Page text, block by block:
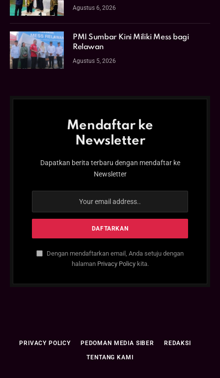
Agustus 6, 2026
PMI Sumbar Kini Miliki Mess bagi
Relawan
Agustus 5, 2026
Mendaftar ke
Newsletter
Dapatkan berita terbaru dengan mendaftar ke
Newsletter
Dengan mendaftarkan email, Anda setuju dengan
halaman Privacy Policykita.
PRIVACY POLICY PEDOMAN MEDIA SIBER REDAKSI
TENTANG KAMI